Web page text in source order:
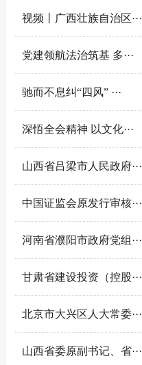
视频丨广西壮族自治区···
党建领航法治筑基 多···
驰而不息纠“四风” ···
深悟全会精神 以文化···
山西省吕梁市人民政府···
中国证监会原发行审核···
河南省濮阳市政府党组···
甘肃省建设投资（控股···
北京市大兴区人大常委···
山西省委原副书记、省···